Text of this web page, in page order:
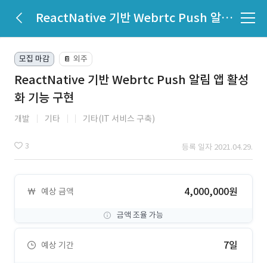
ReactNative 기반 Webrtc Push 알림 앱 활성화 기능 구현
모집 마감 📔 외주
ReactNative 기반 Webrtc Push 알림 앱 활성
화 기능 구현
개발 기타 기타(IT 서비스 구축)
3 등록 일자 2021.04.29.
예상 금액 4,000,000원
금액 조율 가능
예상 기간 7일